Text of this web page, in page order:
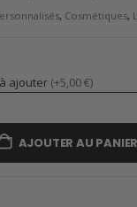
, Cosmétiques,
ajouter (+5,00 €)
AJOUTER AU PANIER